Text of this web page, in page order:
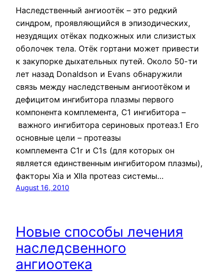
Наследственный ангиоотёк – это редкий
синдром, проявляющийся в эпизодических,
незудящих отёках подкожных или слизистых
оболочек тела. Отёк гортани может привести
к закупорке дыхательных путей. Около 50-ти
лет назад Donaldson и Evans обнаружили
связь между наследственым ангиоотёком и
дефицитом ингибитора плазмы первого
компонента комплемента, C1 ингибитора –
важного ингибитора сериновых протеаз.1 Его
основные цели – протеазы
комплемента С1r и C1s (для которых он
является единственным ингибитором плазмы),
факторы Xia и XIIа протеаз системы…
August 16, 2010
Новые способы лечения
наследсвенного
ангиоотека